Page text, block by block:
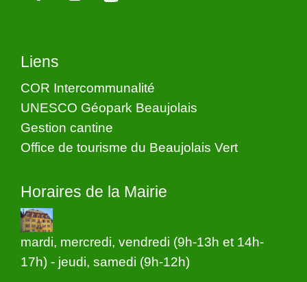
Liens
COR Intercommunalité
UNESCO Géopark Beaujolais
Gestion cantine
Office de tourisme du Beaujolais Vert
Horaires de la Mairie
mardi, mercredi, vendredi (9h-13h et 14h-
17h) - jeudi, samedi (9h-12h)